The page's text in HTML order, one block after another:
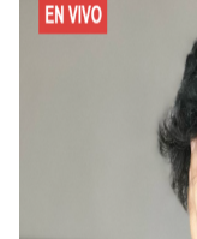
Acepto las